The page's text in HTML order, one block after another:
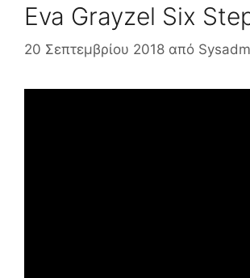
Eva Grayzel Six
20 Σεπτεμβρίου 2018 από